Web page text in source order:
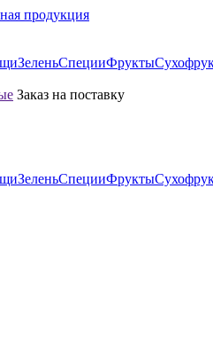
продукция
ЗеленьСпецииФрукты
Заказ на поставку
ЗеленьСпецииФрукты